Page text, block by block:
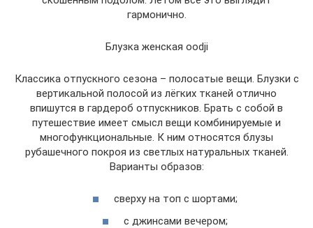
гармонично.
Блузка женская oodji
Классика отпускного сезона – полосатые вещи. Блузки с
вертикальной полосой из лёгких тканей отлично
впишутся в гардероб отпускников. Брать с собой в
путешествие имеет смысл вещи комбинируемые и
многофункциональные. К ним относятся блузы
рубашечного покроя из светлых натуральных тканей.
Варианты образов:
сверху на топ с шортами;
с джинсами вечером;